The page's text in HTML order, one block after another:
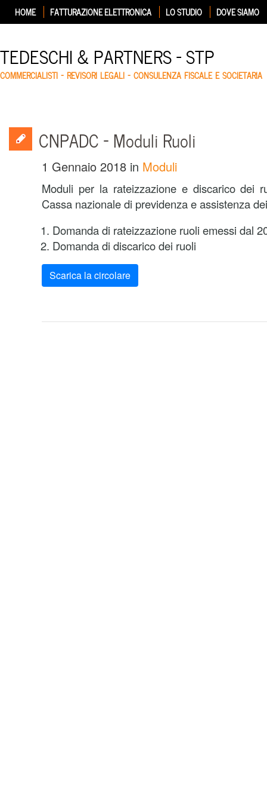
HOME FATTURAZIONE ELETTRONICA LO STUDIO DOVE SIAMO
TEDESCHI & PARTNERS – STP
COMMERCIALISTI – REVISORI LEGALI – CONSULENZA FISCALE E SOCIETARIA
CNPADC – Moduli Ruoli
1 Gennaio 2018 in Moduli
Moduli per la rateizzazione e discarico dei
Cassa nazionale di previdenza e assistenza
Domanda di rateizzazione ruoli emessi dal
Domanda di discarico dei ruoli
Scarica la circolare